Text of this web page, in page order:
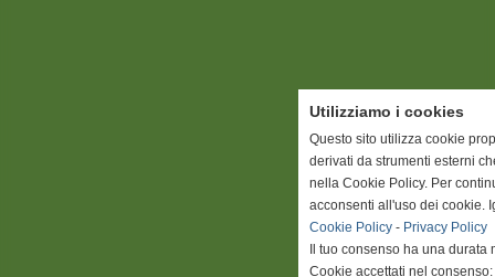
Utilizziamo i cookies
Questo sito utilizza cookie
derivati da strumenti esterni
nella Cookie Policy. Per
acconsenti all'uso dei cookie.
Cookie Policy - Privacy Policy
Il tuo consenso ha una durata
Cookie accettati nel